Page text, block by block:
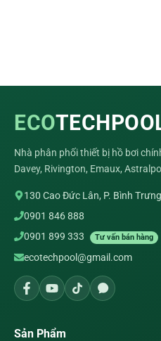
ECO
Nhà phân phối thiết bị hồ bơi
Davey, Rivington, Emaux,
130 Cao Đức Lân, P. Bình
0901 846 888
0901 899 333
Tư vấn bán hàng
ecotechpool@gmail.com
Sản Phẩm